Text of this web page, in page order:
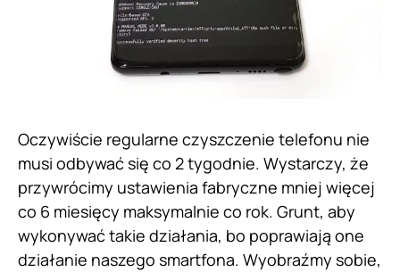
Oczywiście regularne czyszczenie telefonu nie
musi odbywać się co 2 tygodnie. Wystarczy, że
przywrócimy ustawienia fabryczne mniej więcej
co 6 miesięcy maksymalnie co rok. Grunt, aby
wykonywać takie działania, bo poprawiają one
działanie naszego smartfona. Wyobraźmy sobie,